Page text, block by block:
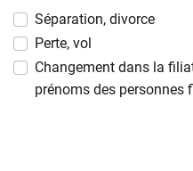
MM
slash
AAAA
Séparation, divorce
Perte, vol
Changement dans la
prénoms des personnes